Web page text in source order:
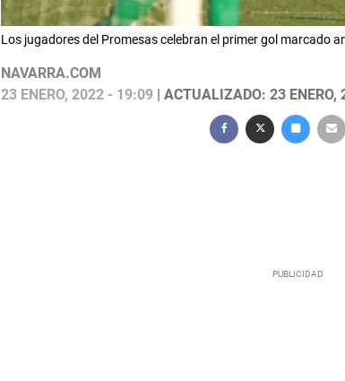
Los jugadores del Promesas celebran el primer gol marcado
NAVARRA.COM
23 ENERO, 2022 - 19:09| ACTUALIZADO: 23 ENERO,